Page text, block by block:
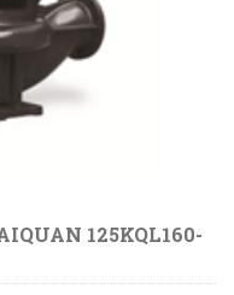
125KQL160-